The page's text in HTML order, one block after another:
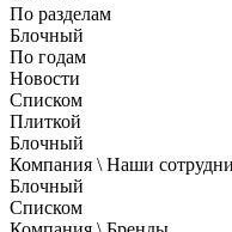
По разделам
Блочный
По годам
Новости
Списком
Плиткой
Блочный
Компания \ Наши
Блочный
Списком